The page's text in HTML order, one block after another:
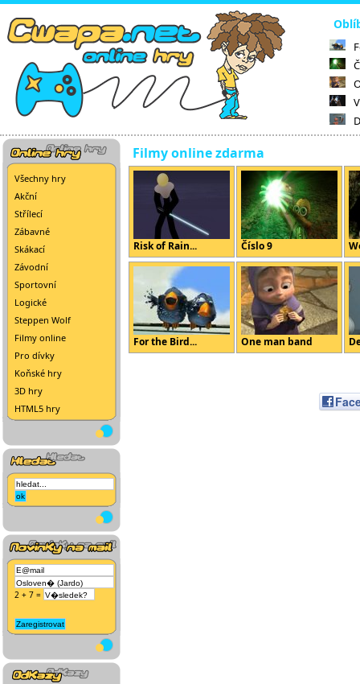
Všechny hry
Akční
Střílecí
Zábavné
Skákací
Závodní
Sportovní
Logické
Steppen Wolf
Filmy online
Pro dívky
Koňské hry
3D hry
HTML5 hry
2 + 7 =
Filmy online zdarma
Risk of Rain... Číslo 9
For the Bird... One man band